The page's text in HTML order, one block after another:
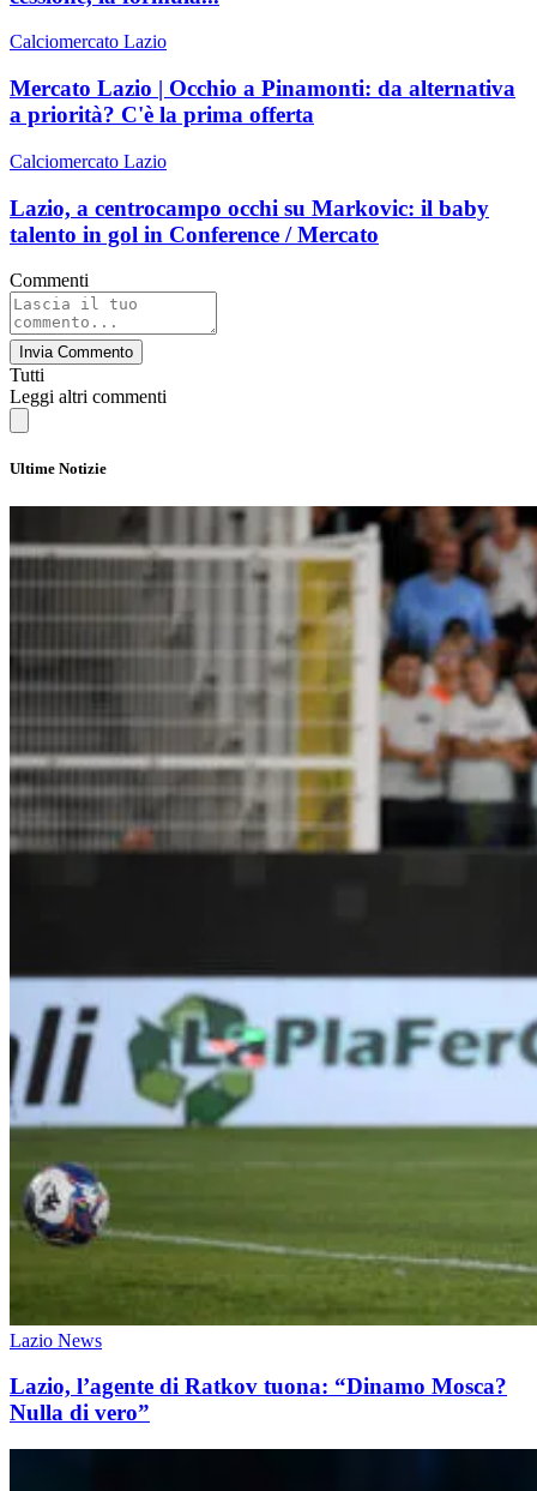
Calciomercato Lazio
Mercato Lazio | Occhio a Pinamonti: da alternativa
a priorità? C'è la prima offerta
Calciomercato Lazio
Lazio, a centrocampo occhi su Markovic: il baby
talento in gol in Conference / Mercato
Commenti
Invia Commento
Tutti
Leggi altri commenti
Ultime Notizie
Lazio News
Lazio, l’agente di Ratkov tuona: “Dinamo Mosca?
Nulla di vero”